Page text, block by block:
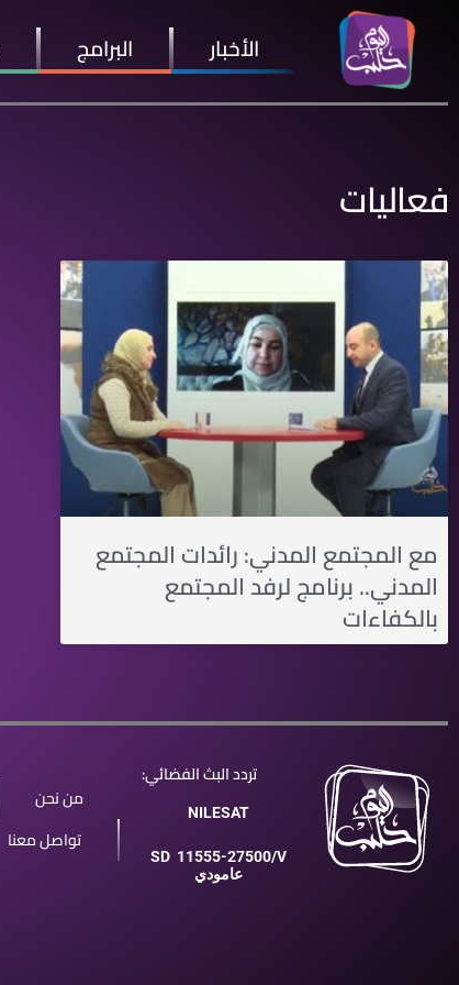
الأخبار البرامج
فعاليات
مع المجتمع المدني: رائدات المجتمع
المدني.. برنامج لرفد المجتمع
بالكفاءات
تردد البث الفضائي:
NILESAT
SD 11555-27500/V
عامودي
من نحن
تواصل معنا